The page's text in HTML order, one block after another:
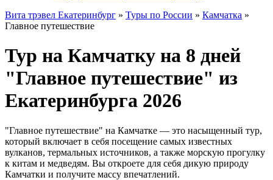
Вита трэвел Екатеринбург » Туры по России » Камчатка »
Главное путешествие
Тур на Камчатку на 8 дней
"Главное путешествие" из
Екатеринбурга 2026
"Главное путешествие" на Камчатке — это насыщенный тур,
который включает в себя посещение самых известных
вулканов, термальных источников, а также морскую прогулку
к китам и медведям. Вы откроете для себя дикую природу
Камчатки и получите массу впечатлений.